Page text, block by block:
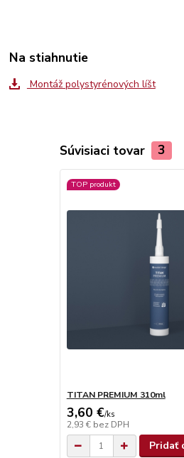
Na stiahnutie
Montáž polystyrénových líšt
Súvisiaci tovar 3
TOP produkt
TITAN PREMIUM 310ml
3,60 €/ks
2,93 € bez DPH
Pridať